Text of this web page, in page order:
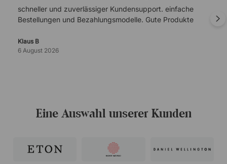
schneller und zuverlässiger Kundensupport. einfache
Bestellungen und Bezahlungsmodelle. Gute Produkte
Klaus B
6 August 2026
Eine Auswahl unserer Kunden